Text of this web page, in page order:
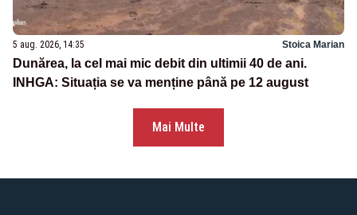
5 aug. 2026, 14:35 Stoica Marian
Dunărea, la cel mai mic debit din ultimii 40 de ani.
INHGA: Situația se va menține până pe 12 august
Mai Multe